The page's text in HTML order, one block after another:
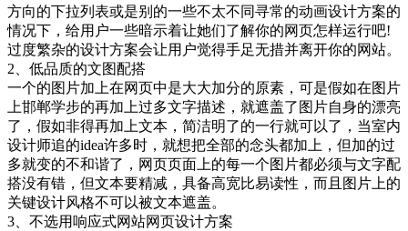
方向的下拉列表或是别的一些不太不同寻常的动画设计方案的
情况下，给用户一些暗示着让她们了解你的网页怎样运行吧!
过度繁杂的设计方案会让用户觉得手足无措并离开你的网站。
2、低品质的文图配搭
一个的图片加上在网页中是大大加分的原素，可是假如在图片
上邯郸学步的再加上过多文字描述，就遮盖了图片自身的漂亮
了，假如非得再加上文本，简洁明了的一行就可以了，当室内
设计师追的idea许多时，就想把全部的念头都加上，但加的过
多就变的不和谐了，网页页面上的每一个图片都必须与文字配
搭没有错，但文本要精减，具备高宽比易读性，而且图片上的
关键设计风格不可以被文本遮盖。
3、不选用响应式网站网页设计方案